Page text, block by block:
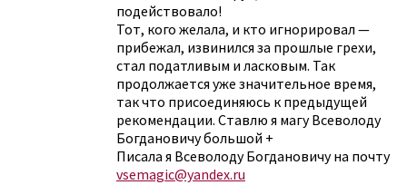
подействовало!
Тот, кого желала, и кто игнорировал —
прибежал, извинился за прошлые грехи,
стал податливым и ласковым. Так
продолжается уже значительное время,
так что присоединяюсь к предыдущей
рекомендации. Ставлю я магу Всеволоду
Богдановичу большой +
Писала я Всеволоду Богдановичу на почту
vsemagic@yandex.ru